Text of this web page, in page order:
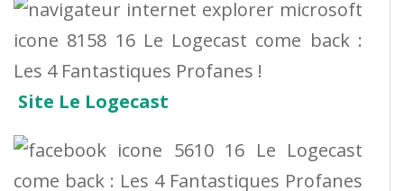
Site Le Logecast